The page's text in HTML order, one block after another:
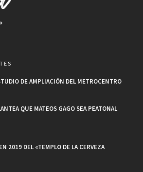
DE AMPLIACIÓN DEL METROCENTRO
QUE MATEOS GAGO SEA PEATONAL
2019 DEL «TEMPLO DE LA CERVEZA